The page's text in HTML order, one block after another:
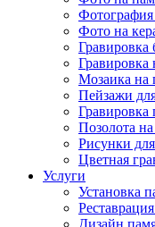
Фотография
Фото на
Гравировка
Гравировка
Мозаика на
Пейзажи
Гравировка
Позолота
Рисунки
Цветная
Услуги
Установка
Дизайн